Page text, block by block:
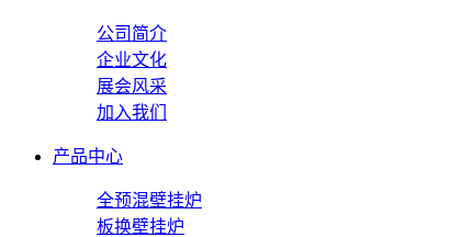
公司简介
企业文化
展会风采
加入我们
产品中心
全预混壁挂炉
板换壁挂炉